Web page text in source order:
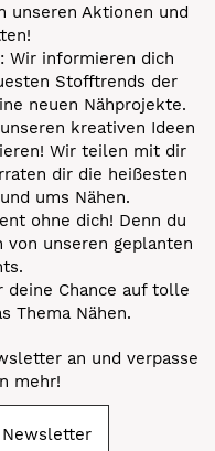
unseren Aktionen und
Wir informieren dich
Stofftrends der
neuen Nähprojekte.
kreativen Ideen
Wir teilen mit dir
dir die heißesten
ums Nähen.
ohne dich! Denn du
unseren geplanten
deine Chance auf tolle
Thema Nähen.
an und verpasse
mehr!